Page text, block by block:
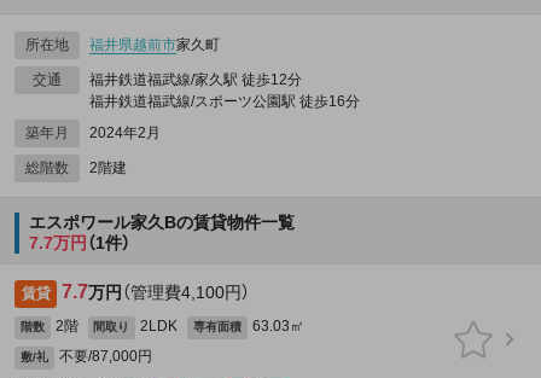
所在地 福井県越前市家久町
交通
福井鉄道福武線/家久駅 徒歩12分
福井鉄道福武線/スポーツ公園駅 徒歩16分
築年月
2024年2月
総階数 2階建
エスポワール家久Bの賃貸物件一覧
7.7万円 （1件）
賃貸 7.7万円 （管理費4,100円）
階数 2階 間取り 2LDK 専有面積 63.03㎡
敷/礼
不要/87,000円